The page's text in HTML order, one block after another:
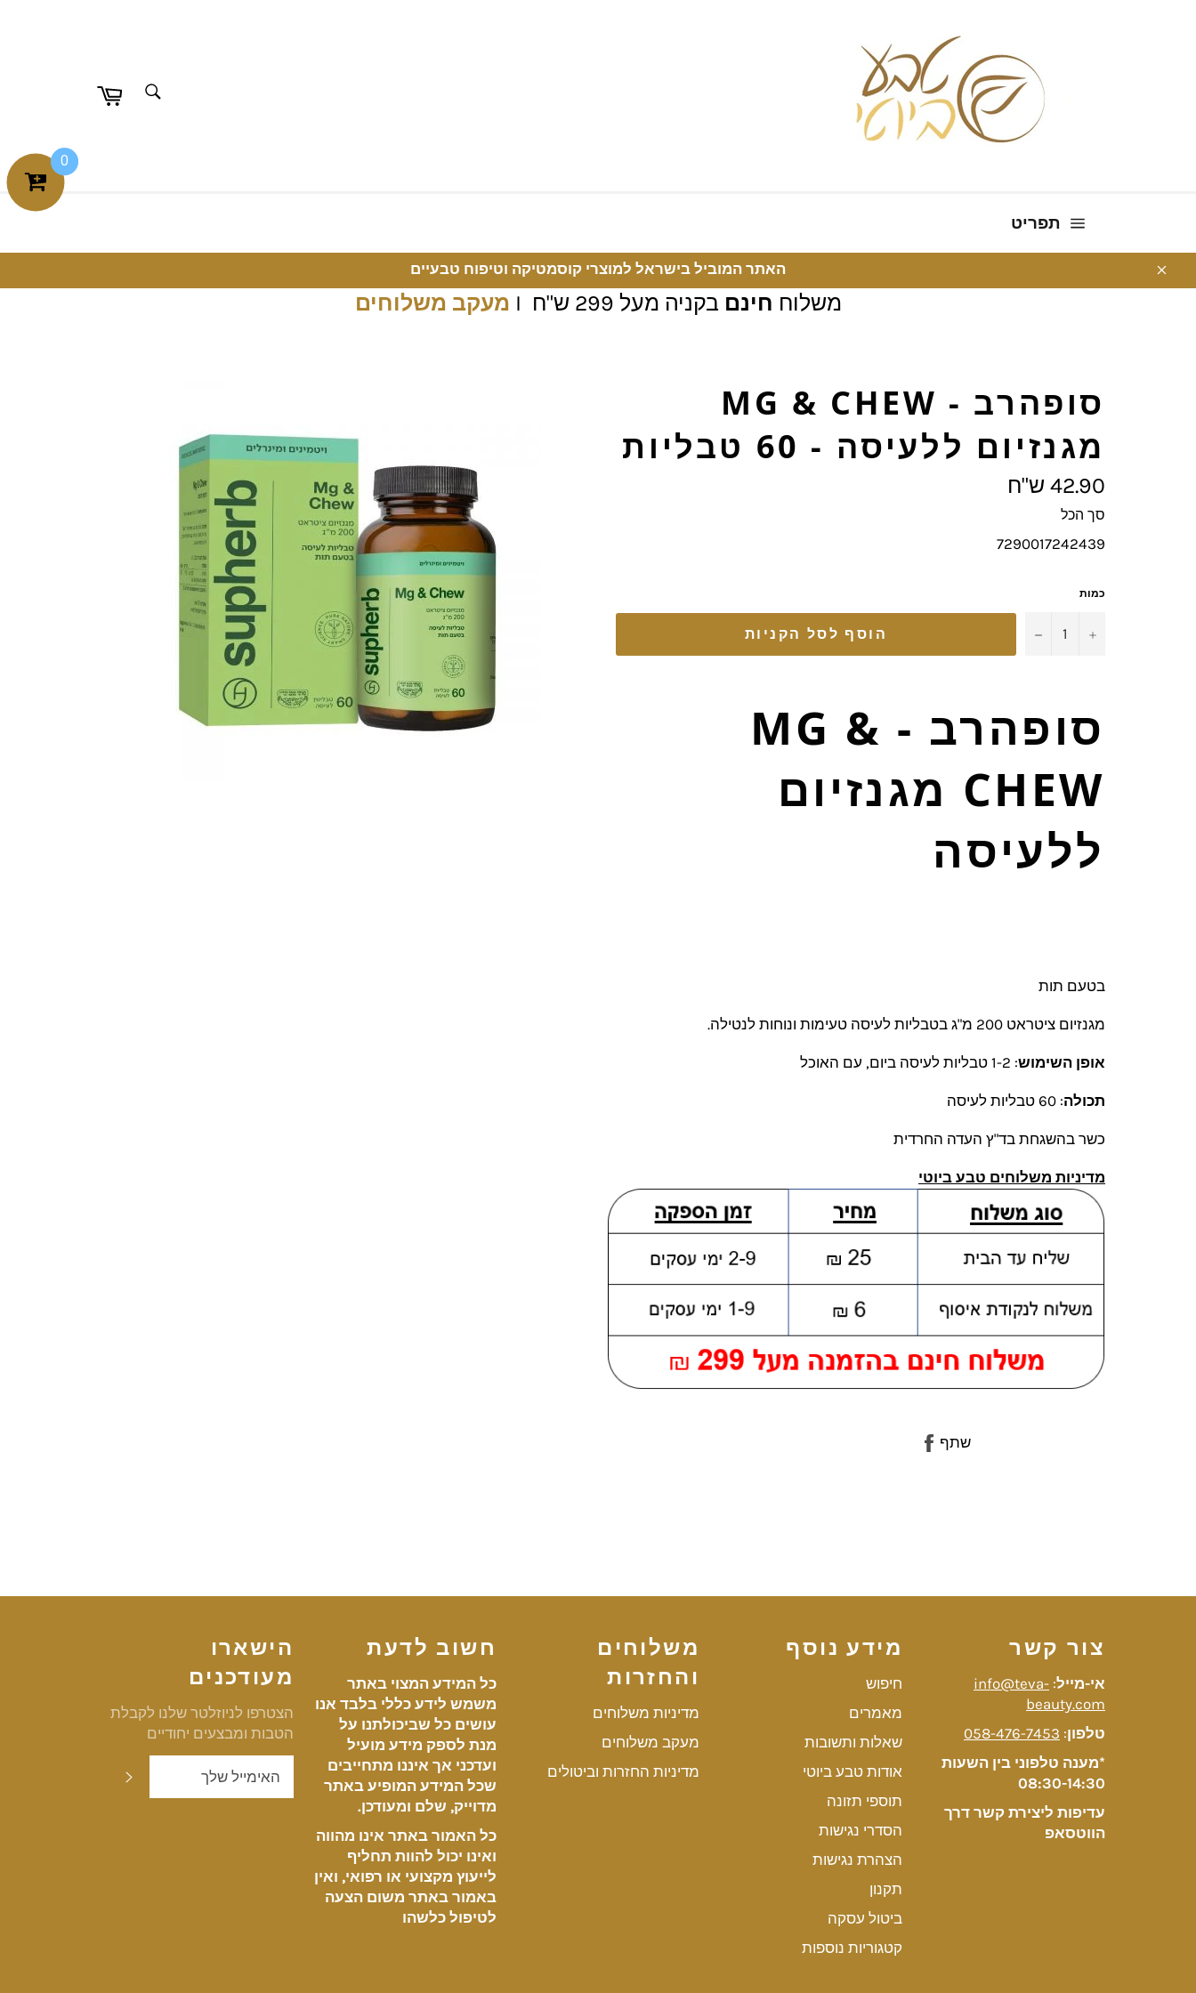
תפריט
האתר המוביל בישראל למוצרי קוסמטיקה וטיפוח טבעיים
משלוח חינם בקניה מעל 299 ש"ח I מעקב משלוחים
סופהרב - MG & CHEW
מגנזיום ללעיסה - 60 טבליות
מחיר
מלא
42.90 ש"ח
סך הכל
7290017242439
כמות
− + הוסף לסל הקניות
סופהרב - MG &
CHEW מגנזיום
ללעיסה
בטעם תות
מגנזיום ציטראט 200 מ"ג בטבליות לעיסה טעימות ונוחות לנטילה.
אופן השימוש: 1-2 טבליות לעיסה ביום, עם האוכל
תכולה: 60 טבליות לעיסה
כשר בהשגחת בד"ץ העדה החרדית
מדיניות משלוחים טבע ביוטי
שתף
צור קשר
אי-מייל:
info@teva-
beauty.com
טלפון:
058-476-7453
*מענה טלפוני בין השעות
08:30-14:30
עדיפות ליצירת קשר דרך
הווטסאפ
מידע נוסף
חיפוש
מאמרים
שאלות ותשובות
אודות טבע ביוטי
תוספי תזונה
הסדרי נגישות
הצהרת נגישות
תקנון
ביטול עסקה
קטגוריות נוספות
משלוחים
והחזרות
מדיניות משלוחים
מעקב משלוחים
מדיניות החזרות וביטולים
חשוב לדעת
כל המידע המצוי באתר
משמש לידע כללי בלבד אנו
עושים כל שביכולתנו על
מנת לספק מידע מועיל
ועדכני אך איננו מתחייבים
שכל המידע המופיע באתר
מדוייק, שלם ומעודכן.
כל האמור באתר אינו מהווה
ואינו יכול להוות תחליף
לייעוץ מקצועי או רפואי, ואין
באמור באתר משום הצעה
לטיפול כלשהו
הישארו
מעודכנים
הצטרפו לניוזלטר שלנו לקבלת
הטבות ומבצעים יחודיים
0